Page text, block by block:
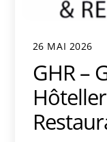
26 MAI 2026
GHR –